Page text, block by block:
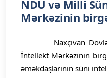
NDU və Milli
Mərkəzinin
Naxçıvan Dövlət
İntellekt Mərkəzinin
əməkdaşlarının süni